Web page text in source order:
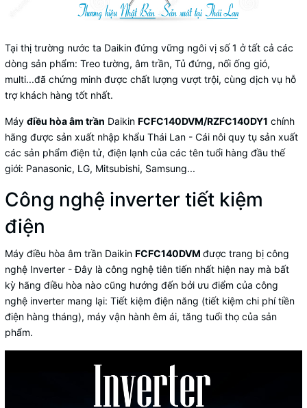
Tại thị trường nước ta Daikin đứng vững ngôi vị số 1 ở tất cả các
dòng sản phẩm: Treo tường, âm trần, Tủ đứng, nối ống gió,
multi...đã chứng minh được chất lượng vượt trội, cùng dịch vụ hỗ
trợ khách hàng tốt nhất.
Máy điều hòa âm trần Daikin FCFC140DVM/RZFC140DY1 chính
hãng được sản xuất nhập khẩu Thái Lan - Cái nôi quy tụ sản xuất
các sản phẩm điện tử, điện lạnh của các tên tuổi hàng đầu thế
giới: Panasonic, LG, Mitsubishi, Samsung...
Công nghệ inverter tiết kiệm
điện
Máy điều hòa âm trần Daikin FCFC140DVM được trang bị công
nghệ Inverter - Đây là công nghệ tiên tiến nhất hiện nay mà bất
kỳ hãng điều hòa nào cũng hướng đến bởi ưu điểm của công
nghệ inverter mang lại: Tiết kiệm điện năng (tiết kiệm chi phí tiền
điện hàng tháng), máy vận hành êm ái, tăng tuổi thọ của sản
phẩm.